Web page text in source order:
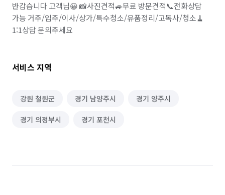
반갑습니다 고객님😀 📸사진견적🚙무료 방문견적📞전화상담
가능 거주/입주/이사/상가/특수청소/유품정리/고독사/청소🧹
1:1상담 문의주세요
서비스 지역
강원 철원군 경기 남양주시 경기 양주시
경기 의정부시 경기 포천시